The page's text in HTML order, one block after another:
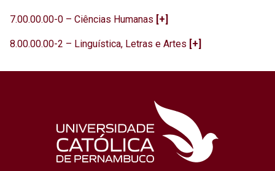
7.00.00.00-0 – Ciências Humanas [+]
8.00.00.00-2 – Linguística, Letras e Artes [+]